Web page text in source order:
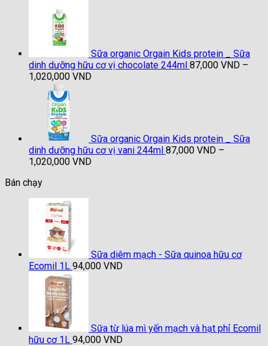
1,040,000 VND
Sữa organic Orgain Kids protein _ Sữa
dinh dưỡng hữu cơ vị chocolate 244ml 87,000 VND –
1,020,000 VNDKhoảng
1,020,000 VND
Sữa organic Orgain Kids protein _ Sữa
dinh dưỡng hữu cơ vị vani 244ml 87,000 VND –
1,020,000 VNDKhoảng
Bán chạy
Sữa diêm mạch - Sữa quinoa hữu cơ
Ecomil 1L 94,000 VND
Sữa từ lúa mì yến mạch và hạt phỉ Ecomil
hữu cơ 1L 94,000 VND